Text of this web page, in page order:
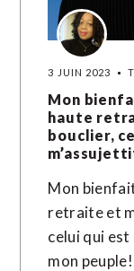
3 JUIN 2023
Mon
haute
bouclier,
Mon
retraite et
celui qui
mon